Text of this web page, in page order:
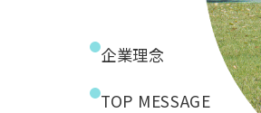
企業理念
TOP MESSAGE